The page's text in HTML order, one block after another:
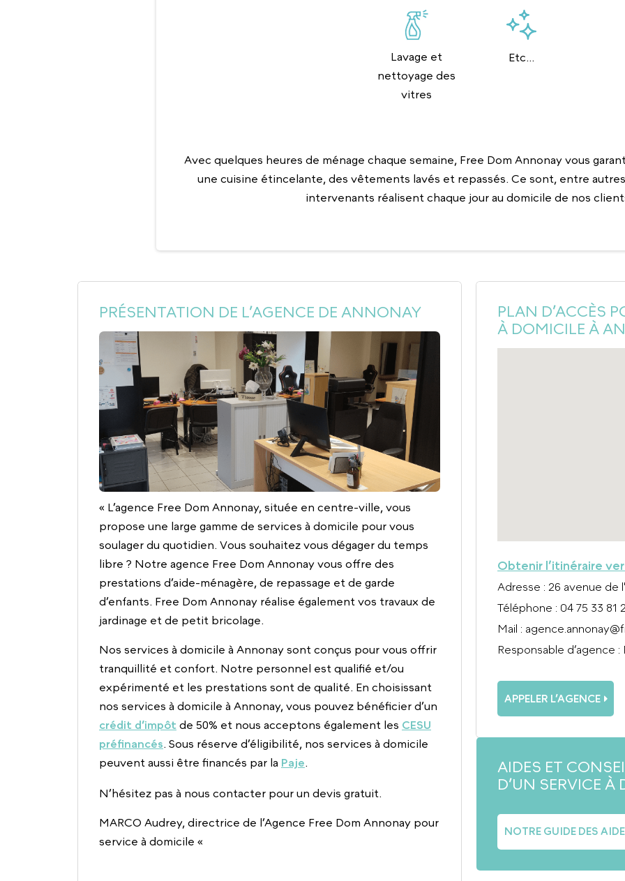
Lavage et
nettoyage des
vitres
Etc...
Avec quelques heures de ménage chaque semaine, Free Dom Annonay vous
une cuisine étincelante, des vêtements lavés et repassés. Ce sont, entre
intervenants réalisent chaque jour au domicile de nos
PRÉSENTATION DE L’AGENCE DE ANNONAY
« L’agence Free Dom Annonay, située en centre-ville, vous
propose une large gamme de services à domicile pour vous
soulager du quotidien. Vous souhaitez vous dégager du temps
libre ? Notre agence Free Dom Annonay vous offre des
prestations d’aide-ménagère, de repassage et de garde
d’enfants. Free Dom Annonay réalise également vos travaux de
jardinage et de petit bricolage.
Nos services à domicile à Annonay sont conçus pour vous offrir
tranquillité et confort. Notre personnel est qualifié et/ou
expérimenté et les prestations sont de qualité. En choisissant
nos services à domicile à Annonay, vous pouvez bénéficier d’un
crédit d’impôt de 50% et nous acceptons également les CESU
préfinancés. Sous réserve d’éligibilité, nos services à domicile
peuvent aussi être financés par la Paje.
N’hésitez pas à nous contacter pour un devis gratuit.
MARCO Audrey, directrice de l’Agence Free Dom Annonay pour
service à domicile «
PLAN D’ACCÈS
À DOMICILE À
Obtenir l’itinéraire
Adresse : 26 avenue de
Téléphone : 04 75 33 81
Mail :
Responsable d’agence :
APPELER L’AGENCE
AIDES ET
D’UN SERVICE À
NOTRE GUIDE DES